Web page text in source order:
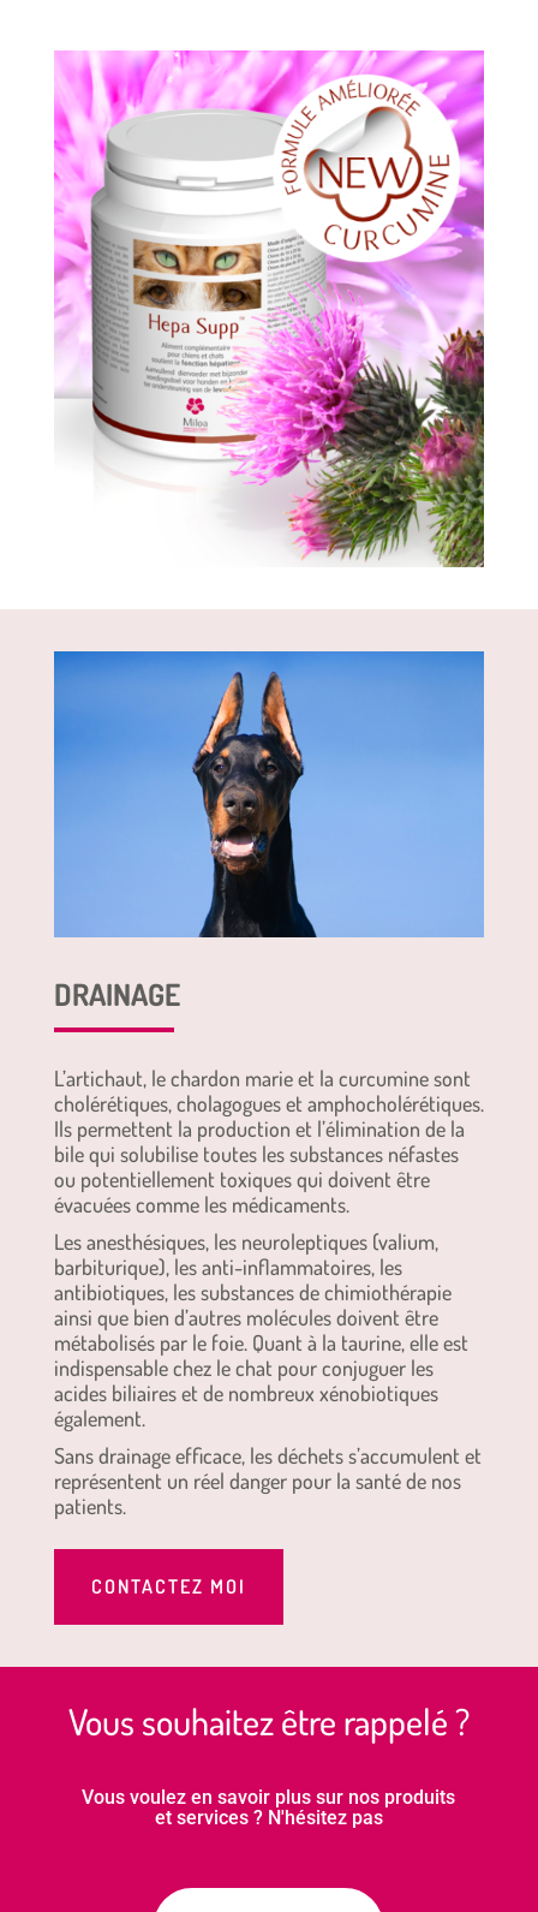
DRAINAGE
L’artichaut, le chardon marie et la curcumine sont
cholérétiques, cholagogues et amphocholérétiques.
Ils permettent la production et l’élimination de la
bile qui solubilise toutes les substances néfastes
ou potentiellement toxiques qui doivent être
évacuées comme les médicaments.
Les anesthésiques, les neuroleptiques (valium,
barbiturique), les anti-inflammatoires, les
antibiotiques, les substances de chimiothérapie
ainsi que bien d’autres molécules doivent être
métabolisés par le foie. Quant à la taurine, elle est
indispensable chez le chat pour conjuguer les
acides biliaires et de nombreux xénobiotiques
également.
Sans drainage efficace, les déchets s’accumulent et
représentent un réel danger pour la santé de nos
patients.
CONTACTEZ MOI
Vous souhaitez être rappelé ?
Vous voulez en savoir plus sur nos produits
et services ? N'hésitez pas